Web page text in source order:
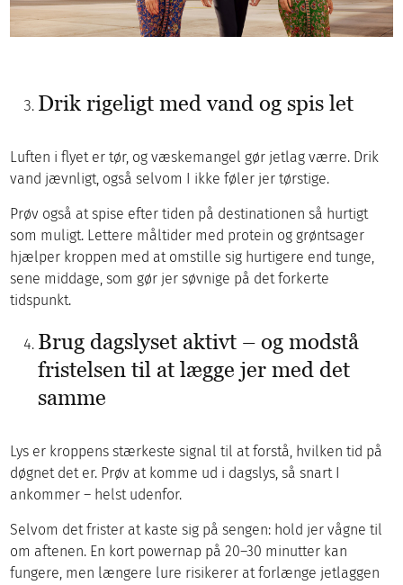
Drik rigeligt med vand og spis let
Luften i flyet er tør, og væskemangel gør jetlag værre. Drik
vand jævnligt, også selvom I ikke føler jer tørstige.
Prøv også at spise efter tiden på destinationen så hurtigt
som muligt. Lettere måltider med protein og grøntsager
hjælper kroppen med at omstille sig hurtigere end tunge,
sene middage, som gør jer søvnige på det forkerte
tidspunkt.
Brug dagslyset aktivt – og modstå
fristelsen til at lægge jer med det
samme
Lys er kroppens stærkeste signal til at forstå, hvilken tid på
døgnet det er. Prøv at komme ud i dagslys, så snart I
ankommer – helst udenfor.
Selvom det frister at kaste sig på sengen: hold jer vågne til
om aftenen. En kort powernap på 20–30 minutter kan
fungere, men længere lure risikerer at forlænge jetlaggen